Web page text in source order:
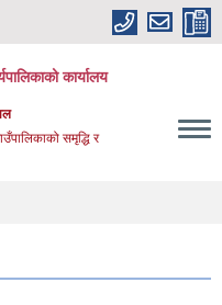
कार्यालय
समृद्धि र